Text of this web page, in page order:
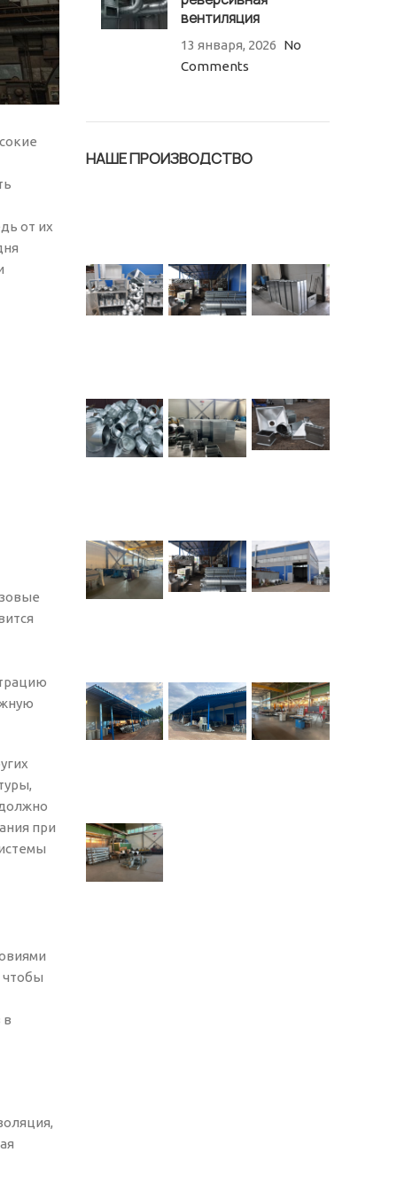
от их
при
чтобы
в
вентиляция
13 января, 2026 No
Comments
НАШЕ ПРОИЗВОДСТВО